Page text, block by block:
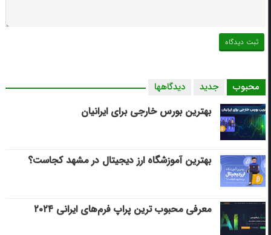
محبوب جدید دیدگاهها
بهترین بورس خارجی برای ایرانیان
بهترین آموزشگاه ارز دیجیتال در مشهد کجاست؟
معرفی محبوب ترین پراپ فرم‌های ایرانی ۲۰۲۴